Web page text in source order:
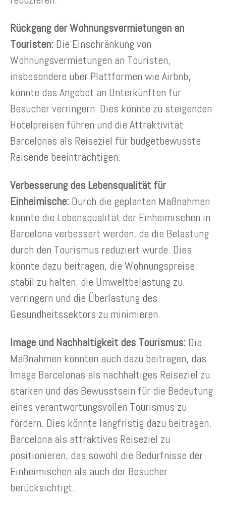
Rückgang der Wohnungsvermietungen an
Touristen: Die Einschränkung von
Wohnungsvermietungen an Touristen,
insbesondere über Plattformen wie Airbnb,
könnte das Angebot an Unterkünften für
Besucher verringern. Dies könnte zu steigenden
Hotelpreisen führen und die Attraktivität
Barcelonas als Reiseziel für budgetbewusste
Reisende beeinträchtigen.
Verbesserung des Lebensqualität für
Einheimische: Durch die geplanten Maßnahmen
könnte die Lebensqualität der Einheimischen in
Barcelona verbessert werden, da die Belastung
durch den Tourismus reduziert würde. Dies
könnte dazu beitragen, die Wohnungspreise
stabil zu halten, die Umweltbelastung zu
verringern und die Überlastung des
Gesundheitssektors zu minimieren.
Image und Nachhaltigkeit des Tourismus: Die
Maßnahmen könnten auch dazu beitragen, das
Image Barcelonas als nachhaltiges Reiseziel zu
stärken und das Bewusstsein für die Bedeutung
eines verantwortungsvollen Tourismus zu
fördern. Dies könnte langfristig dazu beitragen,
Barcelona als attraktives Reiseziel zu
positionieren, das sowohl die Bedürfnisse der
Einheimischen als auch der Besucher
berücksichtigt.